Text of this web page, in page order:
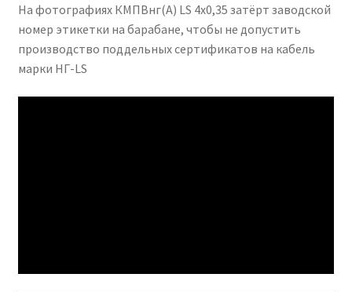
На фотографиях КМПВнг(А) LS 4х0,35 затёрт заводской
номер этикетки на барабане, чтобы не допустить
производство поддельных сертификатов на кабель
марки НГ-LS